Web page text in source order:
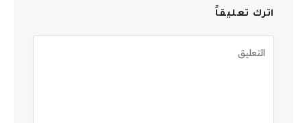
اترك تعليقاً